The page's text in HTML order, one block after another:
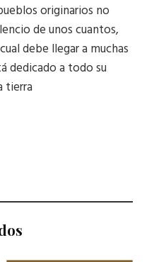
originarios no
de unos cuantos,
debe llegar a muchas
dedicado a todo su
tierra